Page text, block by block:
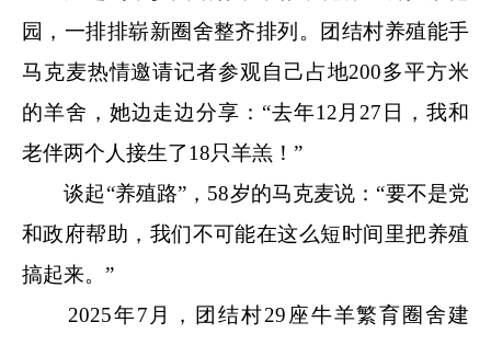
园，一排排崭新圈舍整齐排列。团结村养殖能手
马克麦热情邀请记者参观自己占地200多平方米
的羊舍，她边走边分享：“去年12月27日，我和
老伴两个人接生了18只羊羔！”
谈起“养殖路”，58岁的马克麦说：“要不是党
和政府帮助，我们不可能在这么短时间里把养殖
搞起来。”
2025年7月，团结村29座牛羊繁育圈舍建